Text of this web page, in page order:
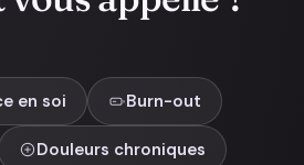
en soi Burn-out
Douleurs chroniques